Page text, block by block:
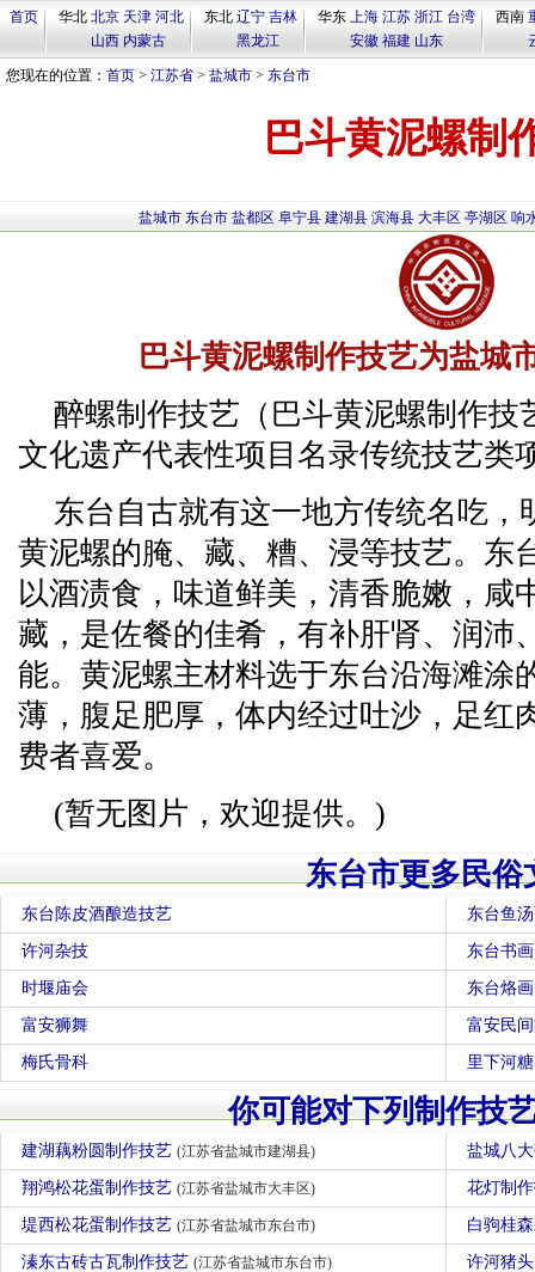
首页 华北 北京 天津 河北
山西 内蒙古
东北 辽宁 吉林
黑龙江
华东 上海 江苏 浙江 台湾
安徽 福建 山东
西南
您现在的位置： 首页 > 江苏省 > 盐城市 > 东台市
巴斗黄泥螺制
盐城市 东台市 盐都区 阜宁县 建湖县 滨海县 大丰区 亭湖区 响
巴斗黄泥螺制作技艺为盐城
醉螺制作技艺（巴斗黄泥螺制作技
文化遗产代表性项目名录传统技艺类
东台自古就有这一地方传统名吃，
黄泥螺的腌、藏、糟、浸等技艺。东
以酒渍食，味道鲜美，清香脆嫩，咸
藏，是佐餐的佳肴，有补肝肾、润沛
能。黄泥螺主材料选于东台沿海滩涂
薄，腹足肥厚，体内经过吐沙，足红
费者喜爱。
(暂无图片，欢迎提供。)
东台市更多民俗
东台陈皮酒酿造技艺 东台鱼
许河杂技 东台书
时堰庙会 东台烙画
富安狮舞 富安民
梅氏骨科 里下河
你可能对下列制作技
建湖藕粉圆制作技艺 (江苏省盐城市建湖县) 盐城八
翔鸿松花蛋制作技艺 (江苏省盐城市大丰区) 花灯制
堤西松花蛋制作技艺 (江苏省盐城市东台市) 白驹桂
溱东古砖古瓦制作技艺 (江苏省盐城市东台市) 许河猪